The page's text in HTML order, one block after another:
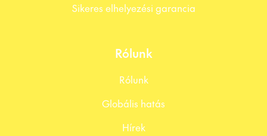
Sikeres elhelyezési garancia
Rólunk
Rólunk
Globális hatás
Hírek